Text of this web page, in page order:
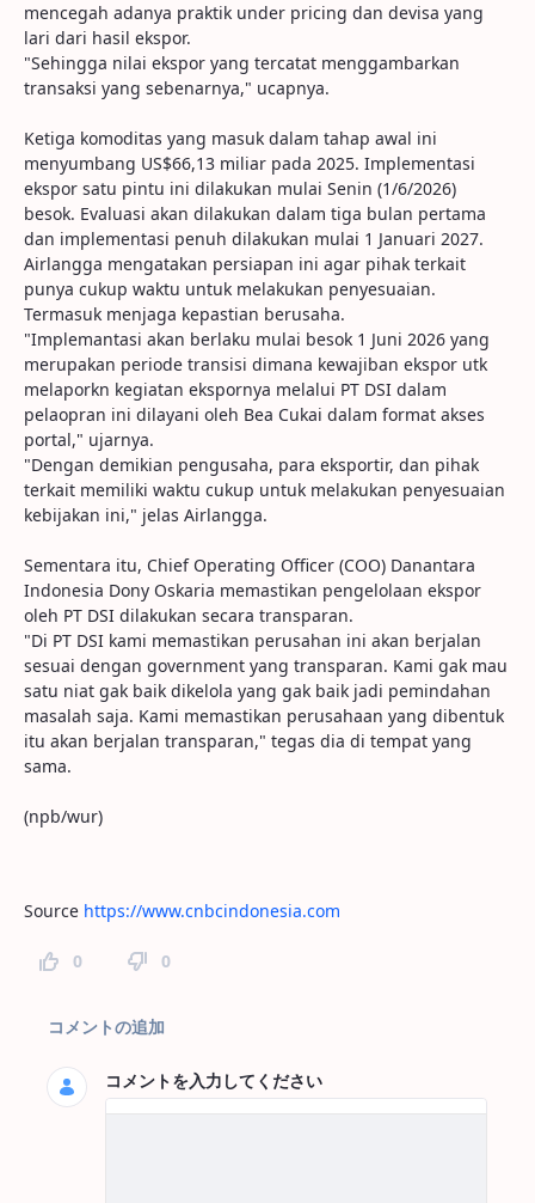
mencegah adanya praktik under pricing dan devisa yang
lari dari hasil ekspor.
"Sehingga nilai ekspor yang tercatat menggambarkan
transaksi yang sebenarnya," ucapnya.
Ketiga komoditas yang masuk dalam tahap awal ini
menyumbang US$66,13 miliar pada 2025. Implementasi
ekspor satu pintu ini dilakukan mulai Senin (1/6/2026)
besok. Evaluasi akan dilakukan dalam tiga bulan pertama
dan implementasi penuh dilakukan mulai 1 Januari 2027.
Airlangga mengatakan persiapan ini agar pihak terkait
punya cukup waktu untuk melakukan penyesuaian.
Termasuk menjaga kepastian berusaha.
"Implemantasi akan berlaku mulai besok 1 Juni 2026 yang
merupakan periode transisi dimana kewajiban ekspor utk
melaporkn kegiatan ekspornya melalui PT DSI dalam
pelaopran ini dilayani oleh Bea Cukai dalam format akses
portal," ujarnya.
"Dengan demikian pengusaha, para eksportir, dan pihak
terkait memiliki waktu cukup untuk melakukan penyesuaian
kebijakan ini," jelas Airlangga.
Sementara itu, Chief Operating Officer (COO) Danantara
Indonesia Dony Oskaria memastikan pengelolaan ekspor
oleh PT DSI dilakukan secara transparan.
"Di PT DSI kami memastikan perusahan ini akan berjalan
sesuai dengan government yang transparan. Kami gak mau
satu niat gak baik dikelola yang gak baik jadi pemindahan
masalah saja. Kami memastikan perusahaan yang dibentuk
itu akan berjalan transparan," tegas dia di tempat yang
sama.
(npb/wur)
Source https://www.cnbcindonesia.com
0 0
ページコメント
コメントの追加
コメントを入力してください